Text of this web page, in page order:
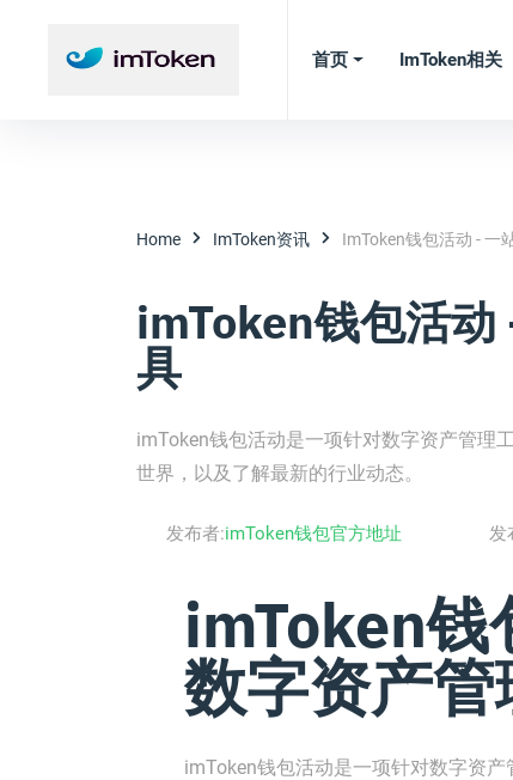
首页 ImToken相关
Home ImToken资讯 ImToken钱包活动 - 一
imToken钱包活
具
imToken钱包活动是一项针对数字资产管理
世界，以及了解最新的行业动态。
发布者:imToken钱包官方地址 发
imToken钱
数字资产
imToken钱包活动是一项针对数字资